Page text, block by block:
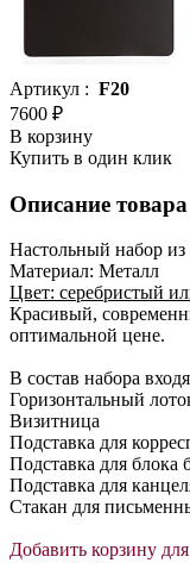
Артикул : F20
7600 ₽
В корзину
Купить в один клик
Описание товара
Настольный набор из
Материал: Металл
Цвет: серебристый
Красивый,
оптимальной цене.
В состав набора
Горизонтальный
Визитница
Подставка для
Подставка для блока
Подставка для
Стакан для
Добавить корзину